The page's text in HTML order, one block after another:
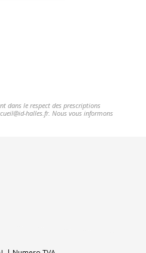
dans le respect des prescriptions
halles.fr. Nous vous informons